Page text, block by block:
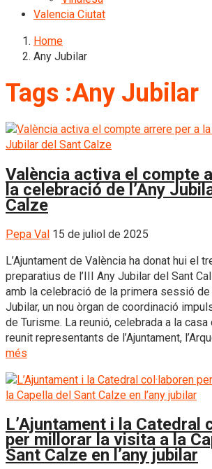
Valencia Ciutat
Home
Any Jubilar
Tags :Any Jubilar
València activa el compte
la celebració de l’Any
Calze
Pepa Val 15 de juliol de 2025
L’Ajuntament de València ha donat hui el
preparatius de l’III Any Jubilar del Sant
amb la celebració de la primera sessió
Jubilar, un nou òrgan de coordinació
de Turisme. La reunió, celebrada a la
reunit representants de l’Ajuntament,
més
L’Ajuntament i la Catedral
per millorar la visita a la
Sant Calze en l’any jubilar